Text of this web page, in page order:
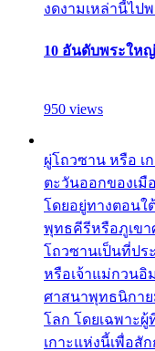
งดงามเหล่านี้ไป
10 อันดับพระให
950 views
ผู่โถวซาน หรือ เ
ตะวันออกของเมื
โดยอยู่ทางตอนใ
พุทธคีรีหรือภูเข
โถวซานเป็นที่ปร
หรือเจ้าแม่กวนอิ
ศาสนาพุทธนิกา
โลก โดยเฉพาะ
เกาะแห่งนี้เพื่อสั